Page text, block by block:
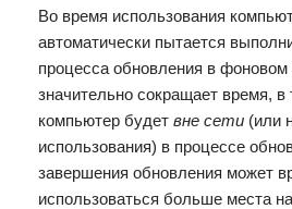
Во время использования
автоматически пытается
процесса обновления в
значительно сокращает время, в
компьютер будет вне сети (или
использования) в процессе
завершения обновления может
использоваться больше места